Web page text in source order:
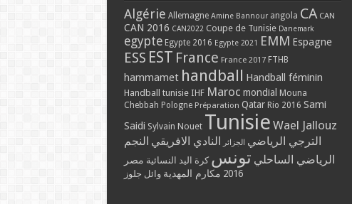
Algérie Allemagne Amine Bannour angola CA CAN
CAN 2016 CAN2022 Coupe de Tunisie Danemark
egypte Egypte 2016 Egypte 2021 EMM Espagne
ESS EST France France 2017 FTHB
hammamet handball Handball féminin
Handball tunisie IHF Maroc mondial Mouna
Chebbah Pologne Préparation Qatar Rio 2016 Sami
Saidi Sylvain Nouet Tunisie Wael Jallouz
الترجي الرياضي الجزائر النادي الافريقي النجم
الرياضي الساحلي تونس كرة اليد النسائية مصر
2016 مكارم المهدية وائل جلوز